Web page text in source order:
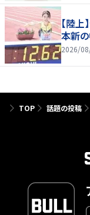
【陸
本新
2026/
TOP 話題の投稿